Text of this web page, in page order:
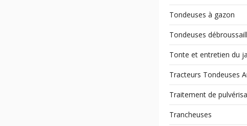
Tondeuses à gazon
Tondeuses
Tonte et entretien du
Tracteurs Tondeuses
Traitement de
Trancheuses